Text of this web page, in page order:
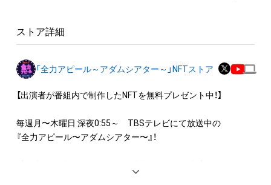
◆本アイテムに関する注意事項
ロゴ等を含みますがこれらに限られません。)にかかる知的財産
権(著作権、特許権、実用新案権、商標権、意匠権その他の知的財
産権(それらの権利を取得し、又はそれらの権利につき登録等を
作権を有する方、著作隣接権の権利者またはその管理委託を受
けている者によって保護されています。そのため、本アイテム
・本アイテムの著作権を有する方、著作隣接権の権利者またはそ
ストア詳細
「全力アピール～アダムシアター～」NFTストア
【出演者が番組内で制作したNFTを無料プレゼント中！】
毎週月〜木曜日 深夜0:55～　TBSテレビにて放送中の
『全力アピール〜アダムシアター〜』！